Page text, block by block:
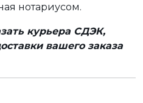
нотариусом.
курьера СДЭК,
вашего заказа